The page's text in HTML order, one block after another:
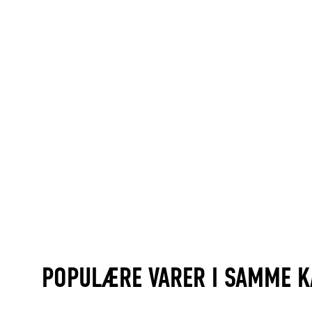
POPULÆRE VARER I SAMME